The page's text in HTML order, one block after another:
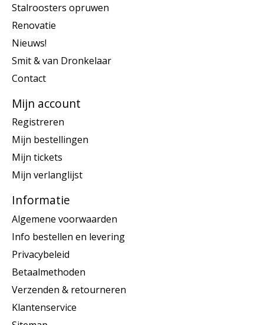
Stalroosters opruwen
Renovatie
Nieuws!
Smit & van Dronkelaar
Contact
Mijn account
Registreren
Mijn bestellingen
Mijn tickets
Mijn verlanglijst
Informatie
Algemene voorwaarden
Info bestellen en levering
Privacybeleid
Betaalmethoden
Verzenden & retourneren
Klantenservice